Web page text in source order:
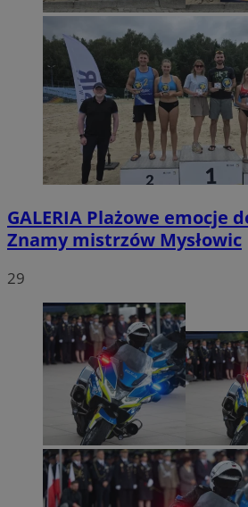
GALERIA Plażowe emocje
Znamy mistrzów Mysłowic
29